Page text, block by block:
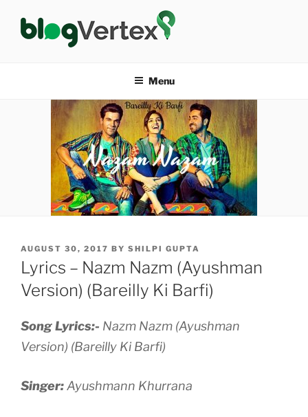
content
Menu
POSTED
ON
AUGUST 30, 2017 BY SHILPI GUPTA
Lyrics – Nazm Nazm (Ayushman
Version) (Bareilly Ki Barfi)
Song Lyrics:- Nazm Nazm (Ayushman
Version) (Bareilly Ki Barfi)
Singer:Ayushmann Khurrana